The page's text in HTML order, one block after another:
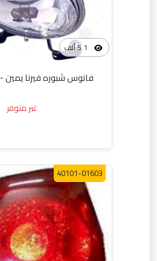
فانوس شبوره فيرنا يمين - FL-HV-18-01
غير متوفر
40101-01603